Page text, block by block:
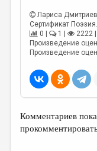
КОЛОНКА РЕДАКТОРА
РЕДКОЛЛЕГИЯ
ОТ РЕДАКЦИИ
МАЛАЯ ПРОЗА
ЭССЕИСТИКА
КУЛЬТУРОВЕДЕНИЕ
Лариса
Сертификат
0 |
1 | 2222
Произведение
Произведение
Комментариев